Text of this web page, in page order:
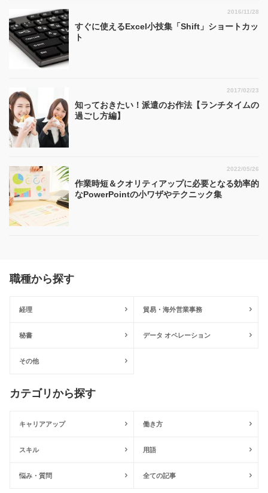
すぐに使えるExcel小技集「Shift」ショートカッ
ト
2016/11/28
知っておきたい！派遣のお作法【ランチタイムの
過ごし方編】
2017/02/23
作業時短＆クオリティアップに必要となる効率的
なPowerPointの小ワザやテクニック集
2022/05/26
職種から探す
経理 貿易・海外営業事務
秘書 データ オペレーション
その他
カテゴリから探す
キャリアアップ 働き方
スキル 用語
悩み・質問 全ての記事